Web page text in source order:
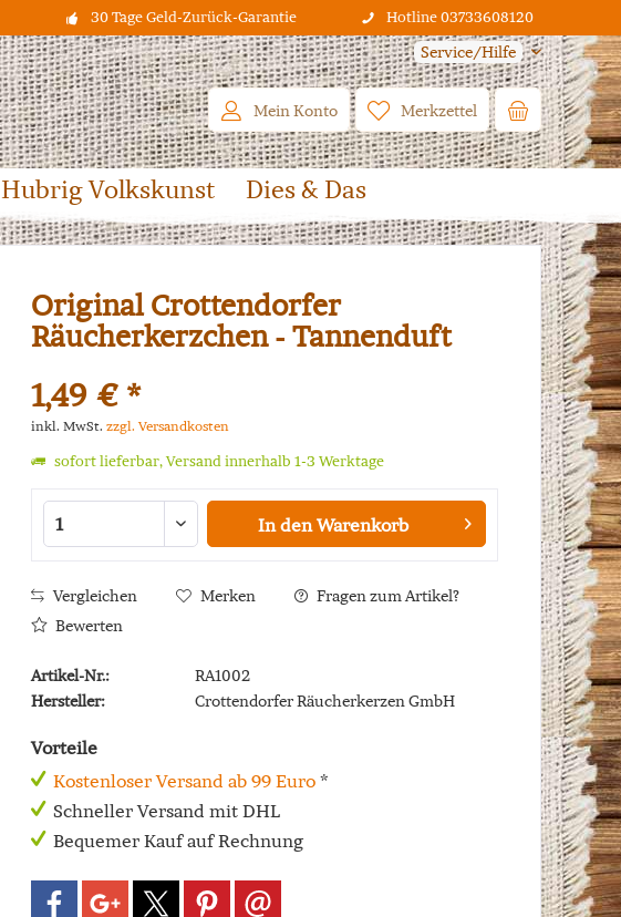
30 Tage Geld-Zurück-Garantie Hotline 03733608120
Service/Hilfe
Merkzettel
Mein Konto
Hubrig Volkskunst Dies & Das
Original Crottendorfer
Räucherkerzchen - Tannenduft
1,49 € *
inkl. MwSt. zzgl. Versandkosten
sofort lieferbar, Versand innerhalb 1-3 Werktage
In den Warenkorb
Vergleichen Merken
Fragen zum Artikel?
Bewerten
Artikel-Nr.:
RA1002
Hersteller:
Crottendorfer Räucherkerzen GmbH
Vorteile
Kostenloser Versand ab 99 Euro*
Schneller Versand mit DHL
Bequemer Kauf auf Rechnung